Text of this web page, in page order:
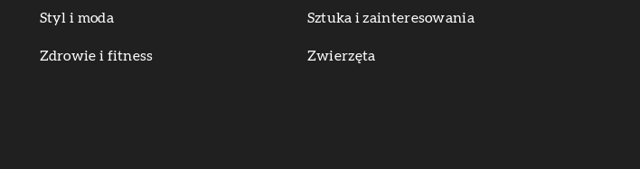
Styl i moda Sztuka i zainteresowania
Zdrowie i fitness Zwierzęta